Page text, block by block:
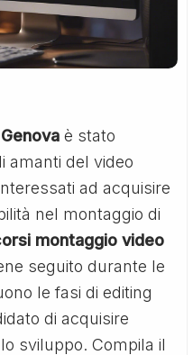
Genova è stato
amanti del video
ad acquisire
nel montaggio di
montaggio video
seguito durante le
le fasi di editing
di acquisire
sviluppo. Compila il